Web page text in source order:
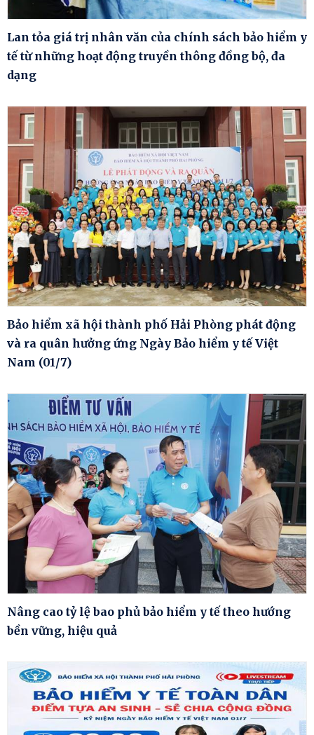
Lan tỏa giá trị nhân văn của chính sách bảo hiểm y
tế từ những hoạt động truyền thông đồng bộ, đa
dạng
Bảo hiểm xã hội thành phố Hải Phòng phát động
và ra quân hưởng ứng Ngày Bảo hiểm y tế Việt
Nam (01/7)
Nâng cao tỷ lệ bao phủ bảo hiểm y tế theo hướng
bền vững, hiệu quả